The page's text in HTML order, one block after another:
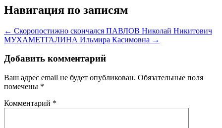
Навигация по записям
← Скоропостижно скончался ПАВЛОВ Николай Никитович
МУХАМЕТГАЛИНА Ильмира Касимовна →
Добавить комментарий
Ваш адрес email не будет опубликован. Обязательные поля
помечены *
Комментарий *